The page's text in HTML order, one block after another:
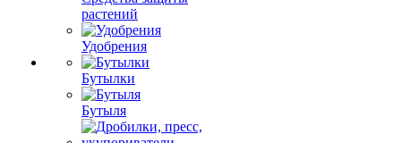
растений
Удобрения
Бутылки
Бутыля